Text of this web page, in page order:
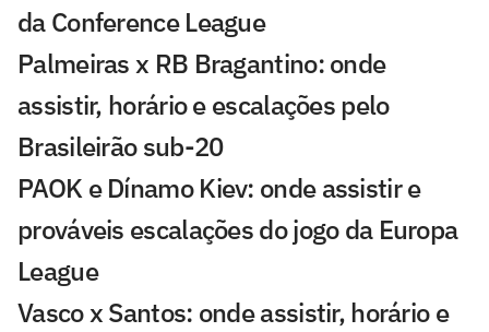
da Conference League
Palmeiras x RB Bragantino: onde
assistir, horário e escalações pelo
Brasileirão sub-20
PAOK e Dínamo Kiev: onde assistir e
prováveis escalações do jogo da Europa
League
Vasco x Santos: onde assistir, horário e